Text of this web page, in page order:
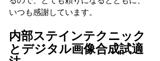
いつも感謝しています。
内部ステインテクニック
とデジタル画像合成試適